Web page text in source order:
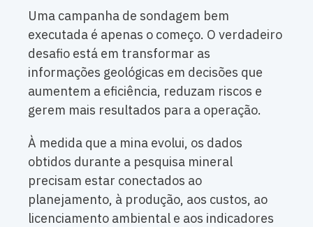
Uma campanha de sondagem bem
executada é apenas o começo. O verdadeiro
desafio está em transformar as
informações geológicas em decisões que
aumentem a eficiência, reduzam riscos e
gerem mais resultados para a operação.
À medida que a mina evolui, os dados
obtidos durante a pesquisa mineral
precisam estar conectados ao
planejamento, à produção, aos custos, ao
licenciamento ambiental e aos indicadores